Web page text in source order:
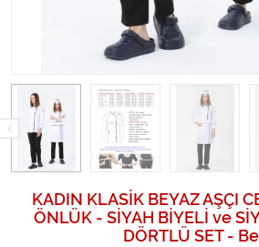
KADIN KLASİK BEYAZ AŞÇI
ÖNLÜK - SİYAH BİYELİ ve
DÖRTLÜ SET -